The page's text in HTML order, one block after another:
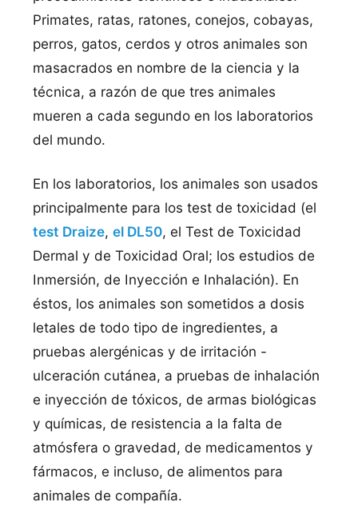
Primates, ratas, ratones, conejos, cobayas,
perros, gatos, cerdos y otros animales son
masacrados en nombre de la ciencia y la
técnica, a razón de que tres animales
mueren a cada segundo en los laboratorios
del mundo.
En los laboratorios, los animales son usados
principalmente para los test de toxicidad (el
test Draize, el DL50, el Test de Toxicidad
Dermal y de Toxicidad Oral; los estudios de
Inmersión, de Inyección e Inhalación). En
éstos, los animales son sometidos a dosis
letales de todo tipo de ingredientes, a
pruebas alergénicas y de irritación -
ulceración cutánea, a pruebas de inhalación
e inyección de tóxicos, de armas biológicas
y quí­micas, de resistencia a la falta de
atmósfera o gravedad, de medicamentos y
fármacos, e incluso, de alimentos para
animales de compañí­a.